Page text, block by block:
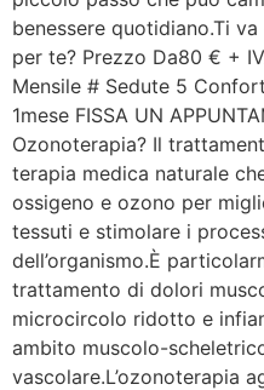
benessere quotidiano.Ti
per te? Prezzo Da80 € +
Mensile # Sedute 5
1mese FISSA UN
Ozonoterapia? Il
terapia medica naturale
ossigeno e ozono per
tessuti e stimolare i
dell’organismo.È
trattamento di dolori
microcircolo ridotto e
ambito muscolo-
vascolare.L’ozonoterapia